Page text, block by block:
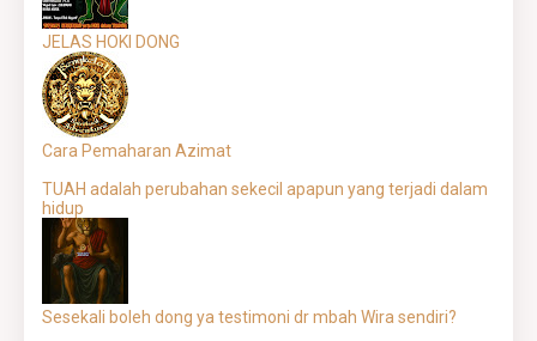
JELAS HOKI DONG
Cara Pemaharan Azimat
TUAH adalah perubahan sekecil apapun yang terjadi dalam
hidup
Sesekali boleh dong ya testimoni dr mbah Wira sendiri?